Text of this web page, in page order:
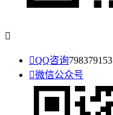

QQ咨询798379153
微信公众号